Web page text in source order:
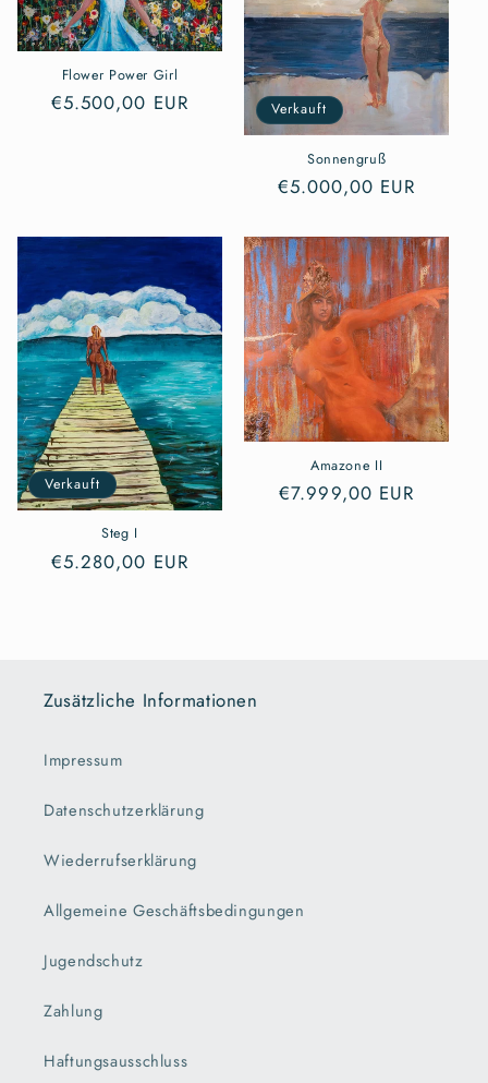
Flower Power Girl
Normaler
€5.500,00 EUR Verkauft
Sonnengruß
Normaler
€5.000,00 EUR
Verkauft
Steg I
Normaler
€5.280,00 EUR
Amazone II
Normaler
€7.999,00 EUR
Zusätzliche Informationen
Impressum
Datenschutzerklärung
Wiederrufserklärung
Allgemeine Geschäftsbedingungen
Jugendschutz
Zahlung
Haftungsausschluss